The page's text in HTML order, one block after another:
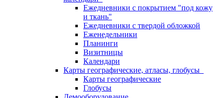
Ежедневники с покрытием "под кожу
и ткань"
Ежедневники с твердой обложкой
Еженедельники
Планинги
Визитницы
Календари
Карты географические, атласы, глобусы
Карты географические
Глобусы